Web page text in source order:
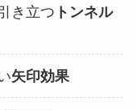
き立つ トンネル
矢印効果